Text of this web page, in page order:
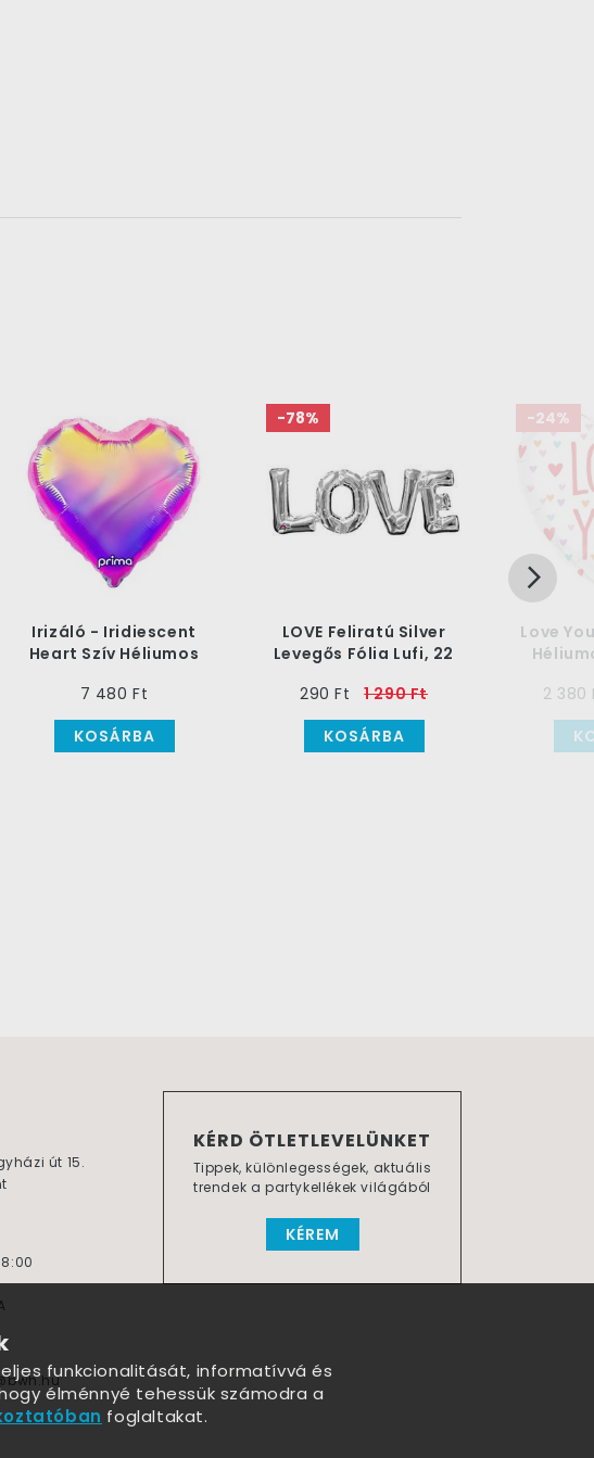
Irizáló - Iridiescent
Heart Szív Héliumos
7 480 Ft
KOSÁRBA
-78%
LOVE Feliratú Silver
Levegős Fólia Lufi, 22
290 Ft
1 290 Ft
KOSÁRBA
-24%
Love
2 380
KÉRD ÖTLETLEVELÜNKET
Tippek, különlegességek, aktuális
trendek a partykellékek világából
KÉREM
út 15.
funkcionalitását, informatívvá és
élménnyé tehessük számodra a
foglaltakat.